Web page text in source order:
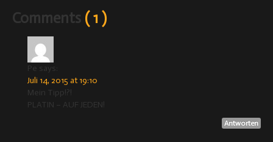
Comments ( 1 )
Pe says:
Juli 14, 2015 at 19:10
Mein Tipp!?!
PLATIN – AUF JEDEN!
Antworten